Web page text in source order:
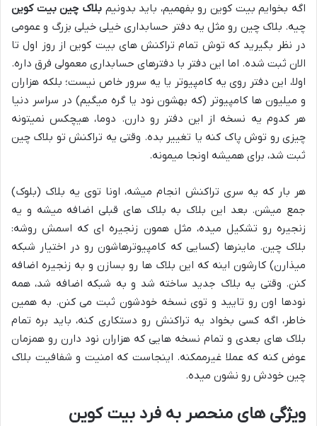
اگه بخوایم بیت کوین رو بفهمیم، باید بدونیمبلاک چین بیت کوین
چیه. بلاک چین رو مثل یه دفتر حسابداری خیلی خیلی بزرگ و عمومی
در نظر بگیرید که توش تمام تراکنش های بیت کوین از روز اول تا
الان ثبت شده. اما این دفتر با دفترهای حسابداری معمولی فرق داره.
اولا، این دفتر روی یه کامپیوتر یا یه سرور خاص نیست؛ بلکه هزاران
و میلیون ها کامپیوتر (که بهشون نود یا گره میگیم) در سراسر دنیا
هر کدوم یه نسخه از این دفتر رو دارن. دوما، هیچکس نمیتونه
چیزی رو توش پاک کنه یا تغییر بده. وقتی یه تراکنش تو بلاک چین
ثبت شد، برای همیشه اونجا میمونه.
هر بار که یه سری تراکنش انجام میشه، اونا توی یه بلاک (بلوک)
جمع میشن. بعد این بلاک به بلاک های قبلی اضافه میشه و یه
زنجیره رو تشکیل میده، مثل همون زنجیره ای که اسمش روشه:
بلاک چین. ماینرها (کسایی که کامپیوترهاشون رو در اختیار شبکه
میذارن) کارشون اینه که این بلاک ها رو بسازن و به زنجیره اضافه
کنن. وقتی یه بلاک جدید ساخته شد و به شبکه اضافه شد، همه
نودها اون رو تایید و توی نسخه خودشون ثبت می کنن. به همین
خاطر، اگه کسی بخواد یه تراکنش رو دستکاری کنه، باید بره تمام
بلاک های بعدی و تمام نسخه هایی که هزاران نود دارن رو همزمان
عوض کنه که عملا غیرممکنه. اینجاست که امنیت و شفافیت بلاک
چین خودش رو نشون میده.
ویژگی های منحصر به فرد بیت کوین